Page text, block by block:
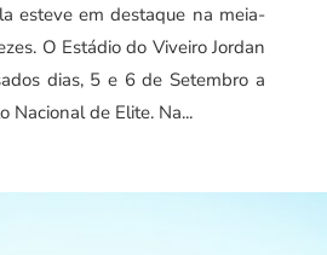
esteve em destaque na meia-
O Estádio do Viveiro Jordan
dias, 5 e 6 de Setembro a
Nacional de Elite. Na...